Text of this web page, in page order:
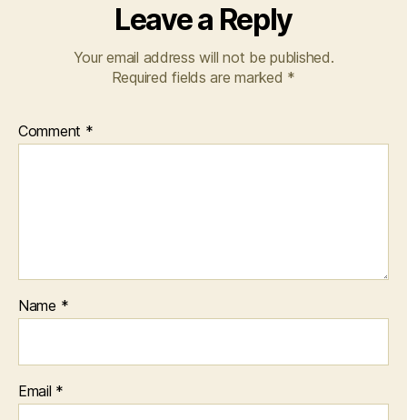
Leave a Reply
Your email address will not be published.
Required fields are marked *
Comment *
Name *
Email *